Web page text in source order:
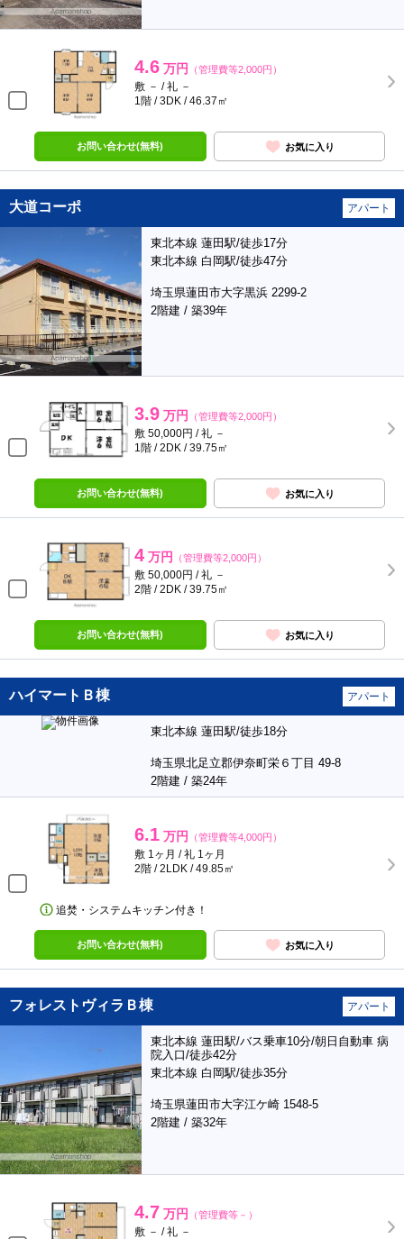
4.6 万円 （管理費等2,000円）
敷 － / 礼 －
1階 / 3DK / 46.37㎡
お問い合わせ(無料) お気に入り
大道コーポ アパート
東北本線 蓮田駅/徒歩17分
東北本線 白岡駅/徒歩47分
埼玉県蓮田市大字黒浜 2299-2
2階建 / 築39年
3.9 万円 （管理費等2,000円）
敷 50,000円 / 礼 －
1階 / 2DK / 39.75㎡
お問い合わせ(無料) お気に入り
4 万円 （管理費等2,000円）
敷 50,000円 / 礼 －
2階 / 2DK / 39.75㎡
お問い合わせ(無料) お気に入り
ハイマートＢ棟 アパート
東北本線 蓮田駅/徒歩18分
埼玉県北足立郡伊奈町栄６丁目 49-8
2階建 / 築24年
6.1 万円 （管理費等4,000円）
敷 1ヶ月 / 礼 1ヶ月
2階 / 2LDK / 49.85㎡
追焚・システムキッチン付き！
お問い合わせ(無料) お気に入り
フォレストヴィラＢ棟 アパート
東北本線 蓮田駅/バス乗車10分/朝日自動車 病
院入口/徒歩42分
東北本線 白岡駅/徒歩35分
埼玉県蓮田市大字江ケ崎 1548-5
2階建 / 築32年
4.7 万円 （管理費等－）
敷 － / 礼 －